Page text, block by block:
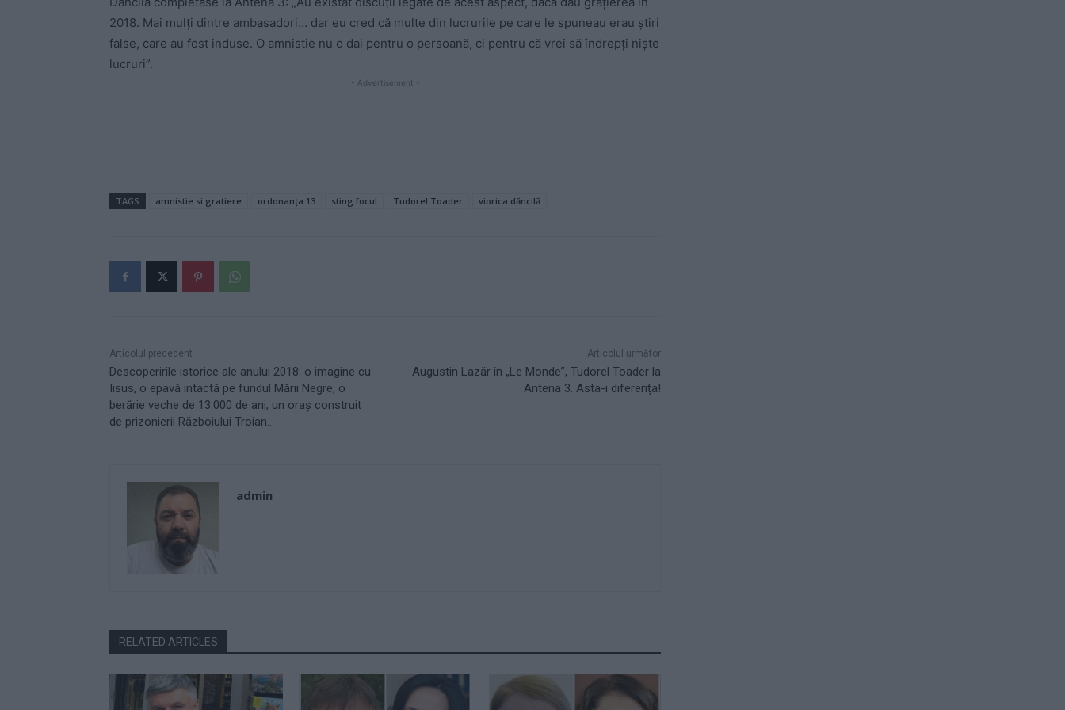
2018. Mai mulți dintre ambasadori… dar eu cred că multe din lucrurile pe care le spuneau erau știri
false, care au fost induse. O amnistie nu o dai pentru o persoană, ci pentru că vrei să îndrepți niște
lucruri”.
- Advertisement -
TAGS amnistie si gratiere ordonanța 13 sting focul Tudorel Toader viorica dăncilă
Articolul precedent
Descoperirile istorice ale anului 2018: o imagine cu
Iisus, o epavă intactă pe fundul Mării Negre, o
berărie veche de 13.000 de ani, un oraş construit
de prizonierii Războiului Troian…
Articolul următor
Augustin Lazăr în „Le Monde”, Tudorel Toader la
Antena 3. Asta-i diferența!
admin
RELATED ARTICLES